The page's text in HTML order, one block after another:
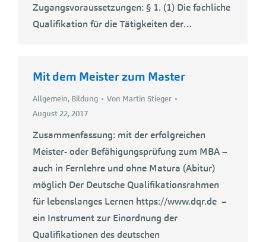
Zugangsvoraussetzungen: § 1. (1) Die fachliche
Qualifikation für die Tätigkeiten der…
Mit dem Meister zum Master
Allgemein, Bildung Von Martin Stieger
August 22, 2017
Zusammenfassung: mit der erfolgreichen
Meister- oder Befähigungsprüfung zum MBA –
auch in Fernlehre und ohne Matura (Abitur)
möglich Der Deutsche Qualifikationsrahmen
für lebenslanges Lernen https://www.dqr.de –
ein Instrument zur Einordnung der
Qualifikationen des deutschen